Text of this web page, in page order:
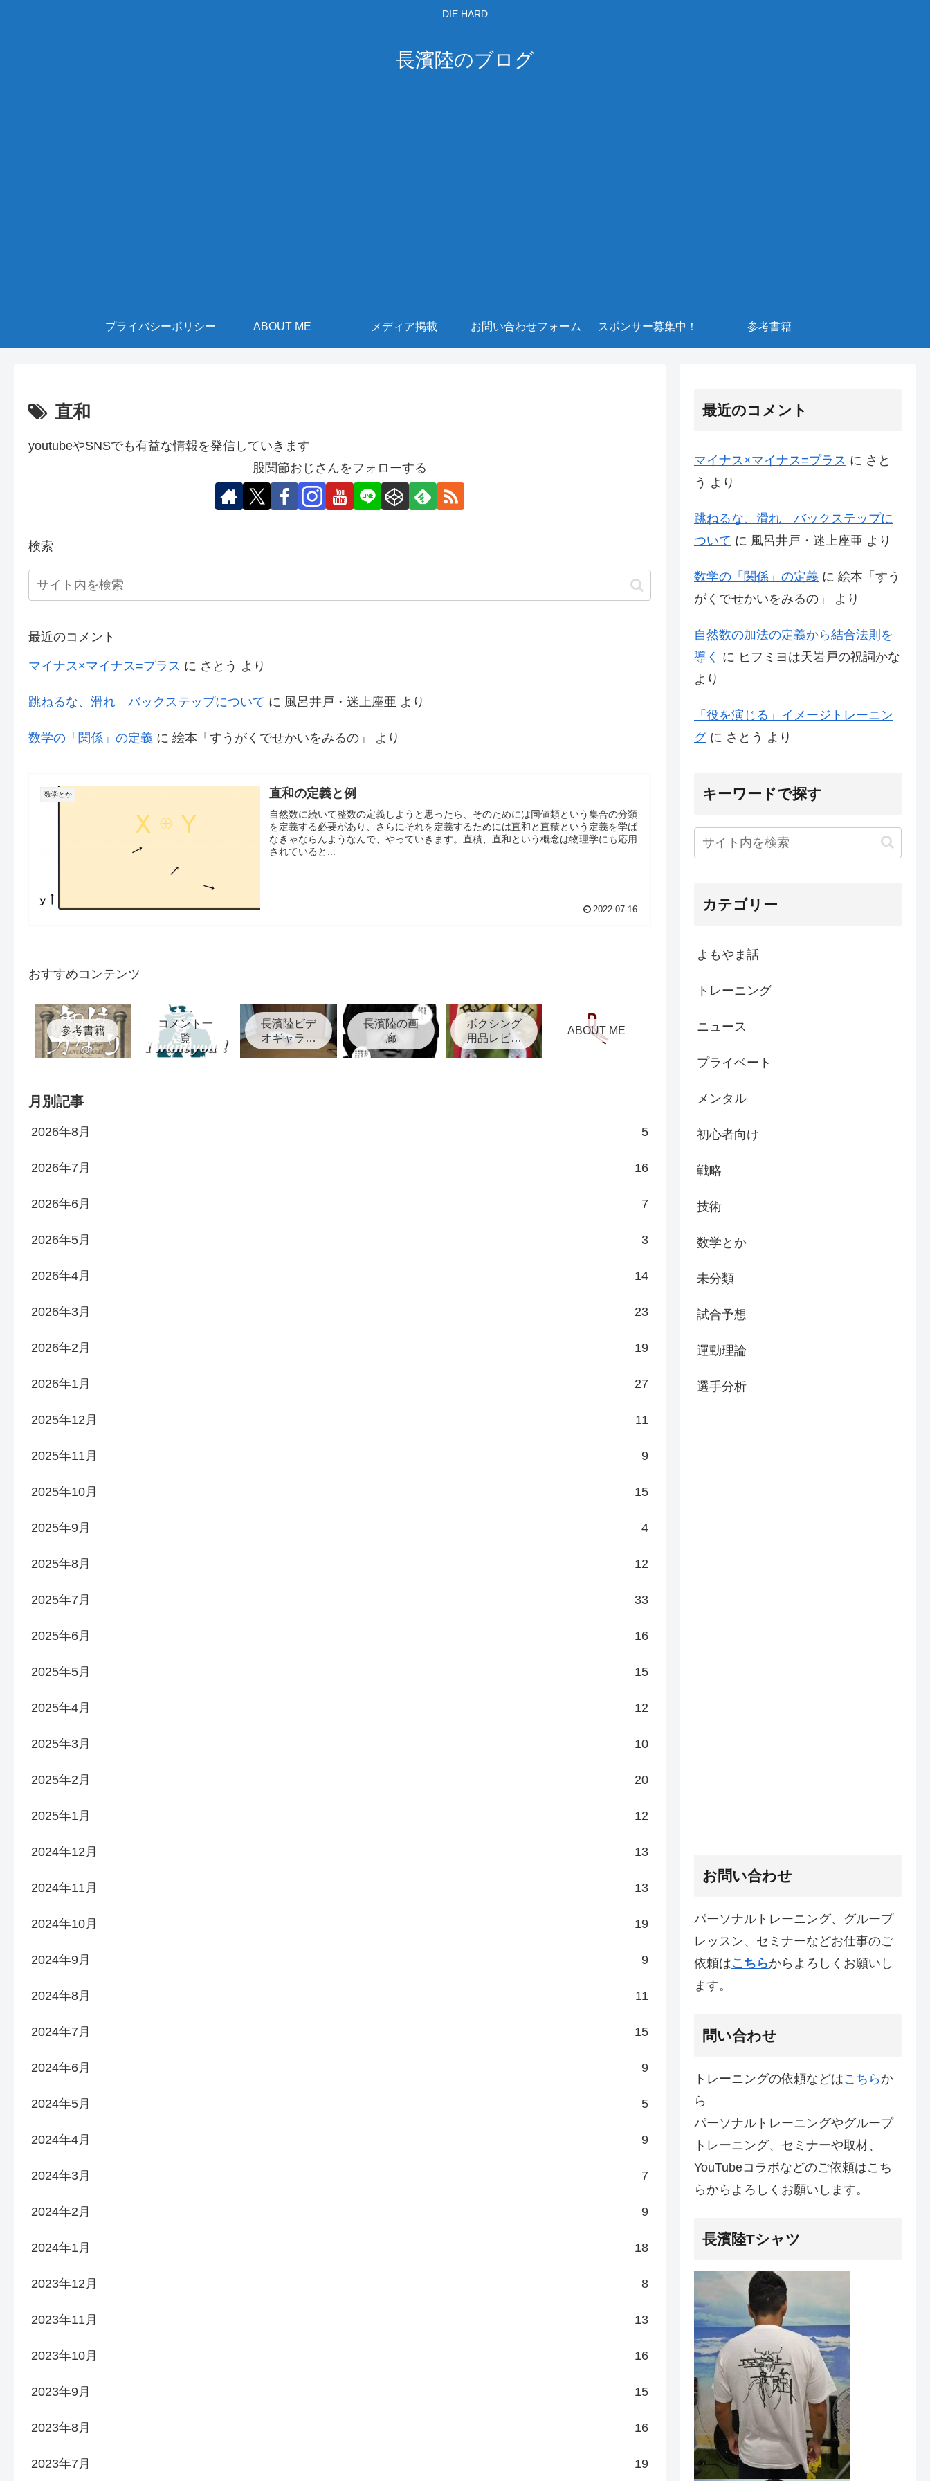
DIE HARD
長濱陸のブログ
プライバシーポリシー ABOUT ME メディア掲載 お問い合わせフォーム スポンサー募集中！ 参考書籍
直和
youtubeやSNSでも有益な情報を発信していきます
股関節おじさんをフォローする
検索
最近のコメント
マイナス×マイナス=プラス に さとう より
跳ねるな、滑れ バックステップについて に 風呂井戸・迷上座亜 より
数学の「関係」の定義 に 絵本「すうがくでせかいをみるの」 より
数学とか 直和の定義と例
自然数に続いて整数の定義しようと思ったら、そのためには同値類という集合の分類
を定義する必要があり、さらにそれを定義するためには直和と直積という定義を学ば
なきゃならんようなんで、やっていきます。直積、直和という概念は物理学にも応用
されていると...
2022.07.16
おすすめコンテンツ
参考書籍
コメント一
覧
長濱陸ビデ
オギャラリ
ー
長濱陸の画
廊
ボクシング
用品レビュ
ー
ABOUT ME
月別記事
2026年8月 5
2026年7月 16
2026年6月 7
2026年5月 3
2026年4月 14
2026年3月 23
2026年2月 19
2026年1月 27
2025年12月 11
2025年11月 9
2025年10月 15
2025年9月 4
2025年8月 12
2025年7月 33
2025年6月 16
2025年5月 15
2025年4月 12
2025年3月 10
2025年2月 20
2025年1月 12
2024年12月 13
2024年11月 13
2024年10月 19
2024年9月 9
2024年8月 11
2024年7月 15
2024年6月 9
2024年5月 5
2024年4月 9
2024年3月 7
2024年2月 9
2024年1月 18
2023年12月 8
2023年11月 13
2023年10月 16
2023年9月 15
2023年8月 16
2023年7月 19
最近のコメント
マイナス×マイナス=プラス に さと
う より
跳ねるな、滑れ バックステップに
ついて に 風呂井戸・迷上座亜 より
数学の「関係」の定義 に 絵本「すう
がくでせかいをみるの」
より
自然数の加法の定義から結合法則を
導く に ヒフミヨは天岩戸の祝詞かな
より
「役を演じる」イメージトレーニン
グに さとう より
キーワードで探す
カテゴリー
よもやま話
トレーニング
ニュース
プライベート
メンタル
初心者向け
戦略
技術
数学とか
未分類
試合予想
運動理論
選手分析
お問い合わせ
パーソナルトレーニング、グループ
レッスン、セミナーなどお仕事のご
依頼はこちらからよろしくお願いし
ます。
問い合わせ
トレーニングの依頼などはこちら か
ら
パーソナルトレーニングやグループ
トレーニング、セミナーや取材、
YouTubeコラボなどのご依頼はこち
らからよろしくお願いします。
長濱陸Tシャツ